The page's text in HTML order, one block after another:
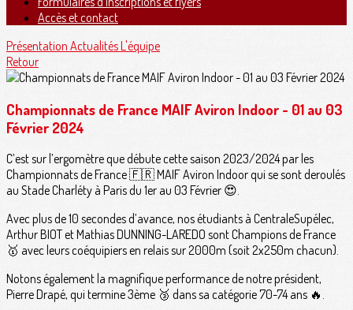
Accès et contact
Présentation ActualitésL'équipe
Retour
Championnats de France MAIF Aviron Indoor - 01 au 03
Février 2024
C’est sur l’ergomètre que débute cette saison 2023/2024 par les
Championnats de France 🇫🇷 MAIF Aviron Indoor qui se sont deroulés
au Stade Charléty à Paris du 1er au 03 Février 😍.
Avec plus de 10 secondes d’avance, nos étudiants à CentraleSupélec,
Arthur BIOT et Mathias DUNNING-LAREDO sont Champions de France
🥇 avec leurs coéquipiers en relais sur 2000m (soit 2x250m chacun).
Notons également la magnifique performance de notre président,
Pierre Drapé, qui termine 3ème 🥉 dans sa catégorie 70-74 ans 🔥.